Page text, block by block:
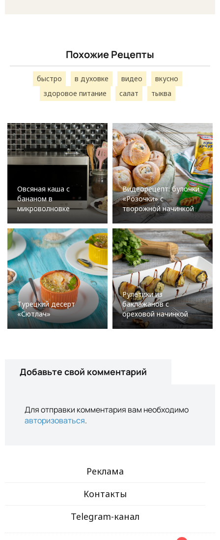
Похожие Рецепты
быстро в духовке видео
вкусно
здоровое питание
салат тыква
Овсяная каша с
бананом в
микроволновке
Видеорецепт: булочки
«Розочки» с
творожной начинкой
Турецкий десерт
«Сютлач»
Рулетики из
баклажанов с
ореховой начинкой
Добавьте свой комментарий
Для отправки комментария вам необходимо
авторизоваться.
Реклама
Контакты
Telegram-канал